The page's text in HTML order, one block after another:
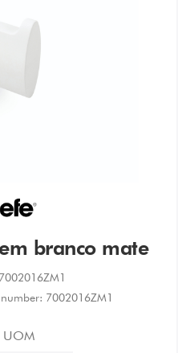
branco mate
7002016ZM1
UOM